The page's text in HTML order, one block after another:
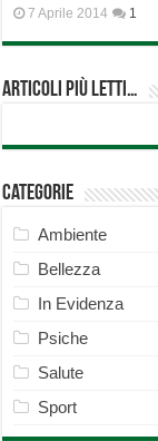
7 Aprile 2014 1
Articoli più Letti…
Categorie
Ambiente
Bellezza
In Evidenza
Psiche
Salute
Sport